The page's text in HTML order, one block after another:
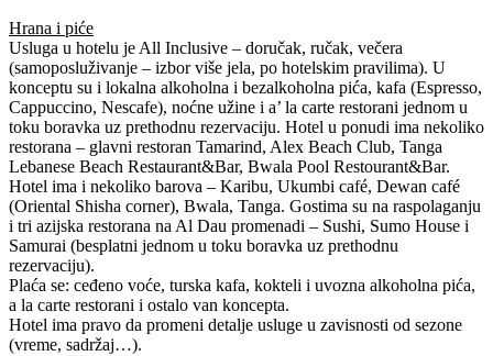
Hrana i piće
Usluga u hotelu je All Inclusive – doručak, ručak, večera
(samoposluživanje – izbor više jela, po hotelskim pravilima). U
konceptu su i lokalna alkoholna i bezalkoholna pića, kafa (Espresso,
Cappuccino, Nescafe), noćne užine i a’ la carte restorani jednom u
toku boravka uz prethodnu rezervaciju. Hotel u ponudi ima nekoliko
restorana – glavni restoran Tamarind, Alex Beach Club, Tanga
Lebanese Beach Restaurant&Bar, Bwala Pool Restourant&Bar.
Hotel ima i nekoliko barova – Karibu, Ukumbi café, Dewan café
(Oriental Shisha corner), Bwala, Tanga. Gostima su na raspolaganju
i tri azijska restorana na Al Dau promenadi – Sushi, Sumo House i
Samurai (besplatni jednom u toku boravka uz prethodnu
rezervaciju).
Plaća se: ceđeno voće, turska kafa, kokteli i uvozna alkoholna pića,
a la carte restorani i ostalo van koncepta.
Hotel ima pravo da promeni detalje usluge u zavisnosti od sezone
(vreme, sadržaj…).